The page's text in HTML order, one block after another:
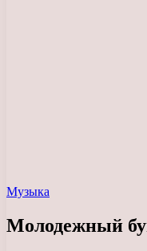
Музыка
Молодежный